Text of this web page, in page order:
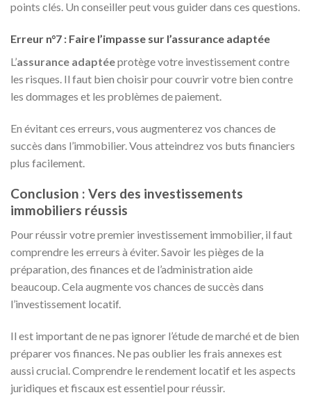
points clés. Un conseiller peut vous guider dans ces questions.
Erreur n°7 : Faire l’impasse sur l’assurance adaptée
L’assurance adaptéeprotège votre investissement contre
les risques. Il faut bien choisir pour couvrir votre bien contre
les dommages et les problèmes de paiement.
En évitant ces erreurs, vous augmenterez vos chances de
succès dans l’immobilier. Vous atteindrez vos buts financiers
plus facilement.
Conclusion : Vers des investissements
immobiliers réussis
Pour réussir votre premier investissement immobilier, il faut
comprendre les erreurs à éviter. Savoir les pièges de la
préparation, des finances et de l’administration aide
beaucoup. Cela augmente vos chances de succès dans
l’investissement locatif.
Il est important de ne pas ignorer l’étude de marché et de bien
préparer vos finances. Ne pas oublier les frais annexes est
aussi crucial. Comprendre le rendement locatif et les aspects
juridiques et fiscaux est essentiel pour réussir.